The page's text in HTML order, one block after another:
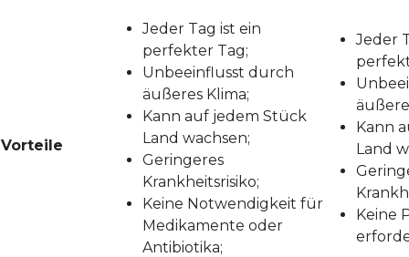
Vorteile
Jeder Tag ist ein
perfekter Tag;
Unbeeinflusst durch
äußeres Klima;
Kann auf jedem Stück
Land wachsen;
Geringeres
Krankheitsrisiko;
Keine Notwendigkeit für
Medikamente oder
Antibiotika;
Jeder
Kann
Land
Keine